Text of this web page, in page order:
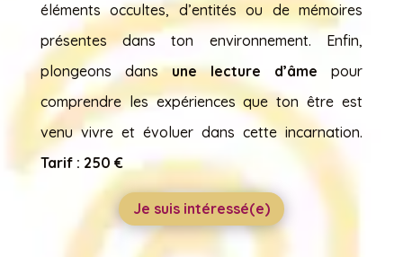
éléments occultes, d’entités ou de mémoires
présentes dans ton environnement. Enfin,
plongeons dansune lecture d’âme pour
comprendre les expériences que ton être est
venu vivre et évoluer dans cette incarnation.
Tarif : 250 €
Je suis intéressé(e)